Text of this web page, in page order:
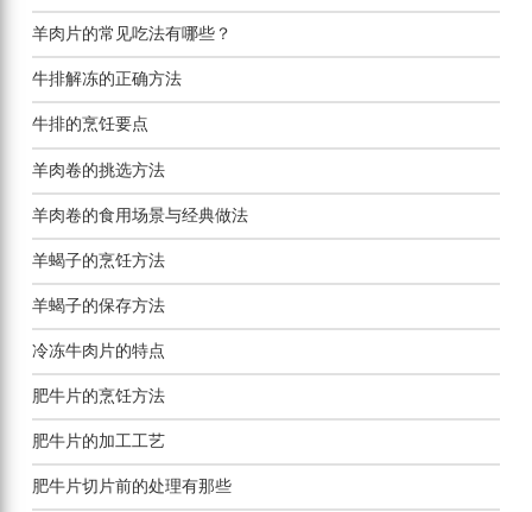
羊肉片的常见吃法有哪些？
牛排解冻的正确方法
牛排的烹饪要点
羊肉卷的挑选方法
羊肉卷的食用场景与经典做法
羊蝎子的烹饪方法
羊蝎子的保存方法
冷冻牛肉片的特点
肥牛片的烹饪方法
肥牛片的加工工艺
肥牛片切片前的处理有那些